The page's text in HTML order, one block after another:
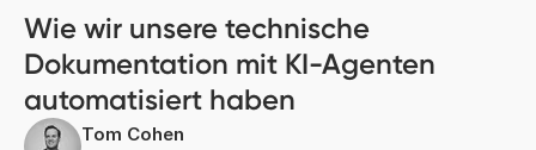
Wie wir unsere technische
Dokumentation mit KI-Agenten
automatisiert haben
Tom Cohen